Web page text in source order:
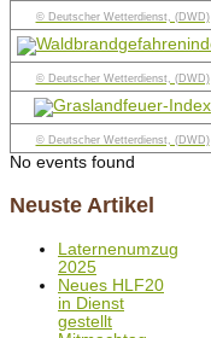
© Deutscher Wetterdienst, (DWD)
© Deutscher Wetterdienst, (DWD)
© Deutscher Wetterdienst, (DWD)
No events found
Neuste Artikel
Laternenumzug
2025
Neues HLF20
in Dienst
gestellt